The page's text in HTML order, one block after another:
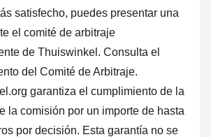
satisfecho, puedes presentar una
el comité de arbitraje
de Thuiswinkel. Consulta el
del Comité de Arbitraje.
garantiza el cumplimiento de la
la comisión por un importe de hasta
por decisión. Esta garantía no se